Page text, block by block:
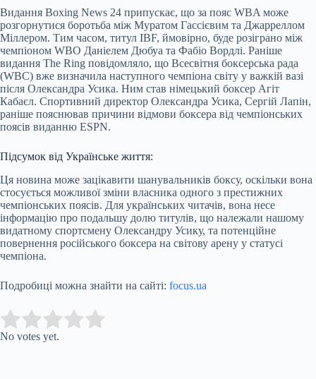
Видання Boxing News 24 припускає, що за пояс WBA може
розгорнутися боротьба між Муратом Гассієвим та Джарреллом
Міллером. Тим часом, титул IBF, ймовірно, буде розіграно між
чемпіоном WBO Даніелем Дюбуа та Фабіо Вордлі. Раніше
видання The Ring повідомляло, що Всесвітня боксерська рада
(WBC) вже визначила наступного чемпіона світу у важкій вазі
після Олександра Усика. Ним став німецький боксер Агіт
Кабаєл. Спортивний директор Олександра Усика, Сергій Лапін,
раніше пояснював причини відмови боксера від чемпіонських
поясів виданню ESPN.
Підсумок від Українське життя:
Ця новина може зацікавити шанувальників боксу, оскільки вона
стосується можливої зміни власника одного з престижних
чемпіонських поясів. Для українських читачів, вона несе
інформацію про подальшу долю титулів, що належали нашому
видатному спортсмену Олександру Усику, та потенційне
повернення російського боксера на світову арену у статусі
чемпіона.
Подробиці можна знайти на сайті: focus.ua
Rate this item:
No votes yet.